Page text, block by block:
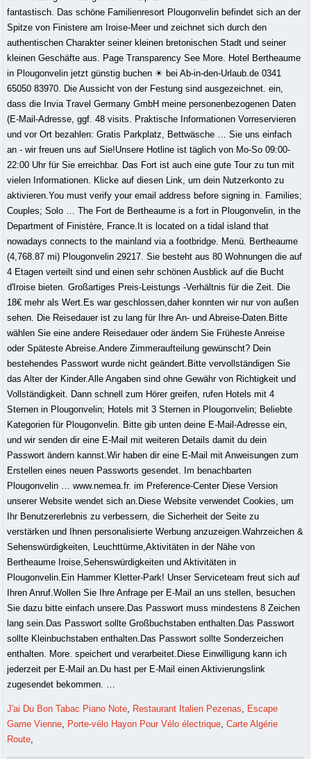
J'ai Du Bon Tabac Piano Note, Restaurant Italien Pezenas, Escape
Game Vienne, Porte-vélo Hayon Pour Vélo électrique,Carte Algérie
Route,